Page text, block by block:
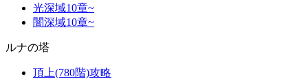
光深域10章~
闇深域10章~
ルナの塔
頂上(780階)攻略